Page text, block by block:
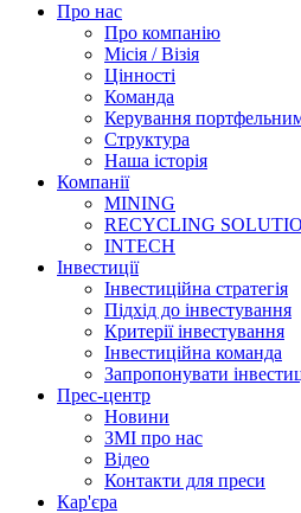
Про нас
Про компанію
Місія / Візія
Цінності
Команда
Керування
Структура
Наша історія
Компанії
MINING
RECYCLING
INTECH
Інвестиції
Інвестиційна стратегія
Підхід до інвестування
Критерії інвестування
Інвестиційна команда
Запропонувати
Прес-центр
Новини
ЗМІ про нас
Відео
Контакти для преси
Кар'єра